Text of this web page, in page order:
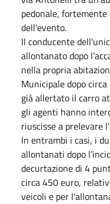
pedonale,
dell'evento.
Il conducente
allontanato dopo
nella propria
Municipale dopo
già allertato il carro
gli agenti hanno
riuscisse a prelevare
In entrambi i casi, i
allontanati dopo
decurtazione di 4
circa 450 euro,
veicoli e per